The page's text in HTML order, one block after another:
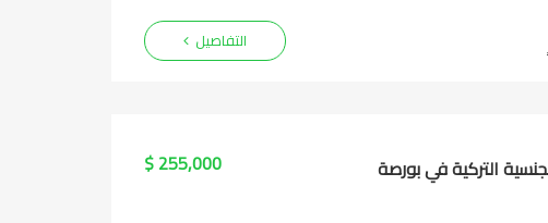
التفاصيل
255,000 $